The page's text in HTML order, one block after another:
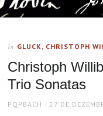
In GLUCK, CHRISTOPH
Christoph
Trio Sonatas
AUTHOR
PQPBACH
POSTED
27 DE